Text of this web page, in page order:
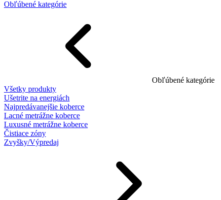
Obľúbené kategórie
Obľúbené kategórie
Všetky produkty
Ušetrite na energiách
Najpredávanejšie koberce
Lacné metrážne koberce
Luxusné metrážne koberce
Čistiace zóny
Zvyšky/Výpredaj